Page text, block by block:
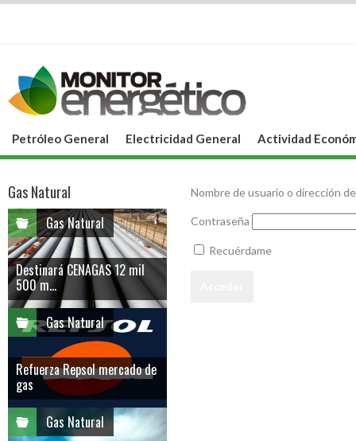
Petróleo General Electricidad General Actividad
Nombre de usuario o dirección
Contraseña
Recuérdame
Gas Natural
Gas Natural
Destinará CENAGAS 12 mil
500 m...
Gas Natural
Refuerza Repsol mercado de
gas
Gas Natural